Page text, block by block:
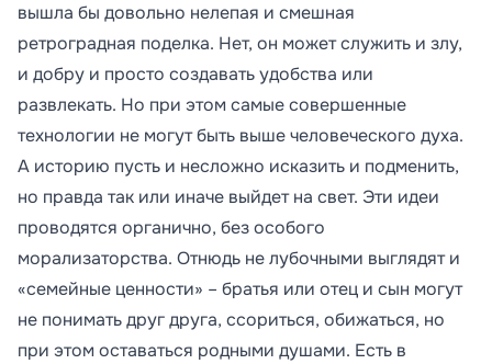
вышла бы довольно нелепая и смешная
ретроградная поделка. Нет, он может служить и злу,
и добру и просто создавать удобства или
развлекать. Но при этом самые совершенные
технологии не могут быть выше человеческого духа.
А историю пусть и несложно исказить и подменить,
но правда так или иначе выйдет на свет. Эти идеи
проводятся органично, без особого
морализаторства. Отнюдь не лубочными выглядят и
«семейные ценности» – братья или отец и сын могут
не понимать друг друга, ссориться, обижаться, но
при этом оставаться родными душами. Есть в